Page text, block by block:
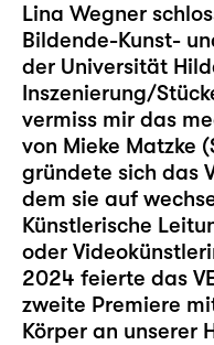
Lina Wegner
Bildende-Kunst-
der Universität
Inszenierung/
vermiss mir das
von Mieke Matzke
gründete sich das
dem sie auf
Künstlerische
oder
2024 feierte das
zweite Premiere
Körper an unserer